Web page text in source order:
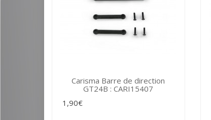
Carisma Barre de direction
GT24B : CARI15407
1,90€